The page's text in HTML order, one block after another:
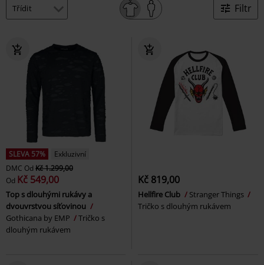
Filtr
SLEVA 57%
Exkluzivní
DMC Od Kč 1.299,00
Od Kč 549,00
Top s dlouhými rukávy a
dvouvrstvou síťovinou
Gothicana by EMP
Tričko s
dlouhým rukávem
Kč 819,00
Hellfire Club
Stranger Things
Tričko s dlouhým rukávem